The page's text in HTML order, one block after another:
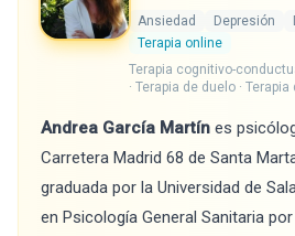
Ansiedad Depresión
Terapia online
Terapia cognitivo-
· Terapia de duelo ·
Andrea García Martín es
Carretera Madrid 68 de Santa
graduada por la Universidad de
en Psicología General Sanitaria